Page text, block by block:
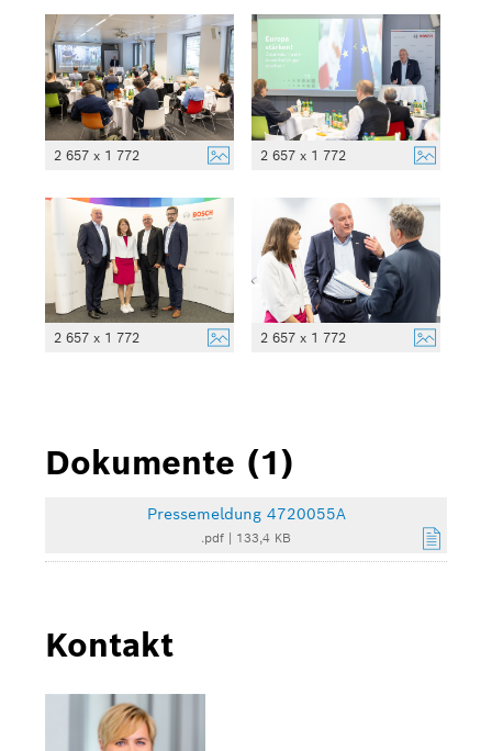
2 657 x 1 772 2 657 x 1 772
2 657 x 1 772 2 657 x 1 772
Dokumente (1)
Pressemeldung 4720055A
.pdf 133,4 KB
Kontakt